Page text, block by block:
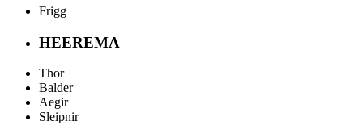
Frigg
HEEREMA
Thor
Balder
Aegir
Sleipnir